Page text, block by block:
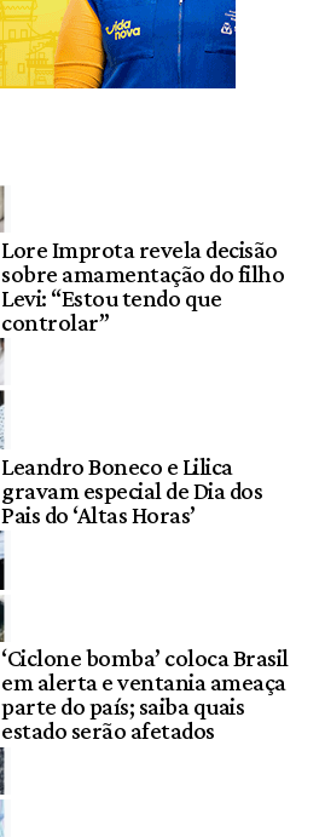
Lore Improta revela decisão
sobre amamentação do filho
Levi: “Estou tendo que
controlar”
Leandro Boneco e Lilica
gravam especial de Dia dos
Pais do ‘Altas Horas’
‘Ciclone bomba’ coloca Brasil
em alerta e ventania ameaça
parte do país; saiba quais
estado serão afetados